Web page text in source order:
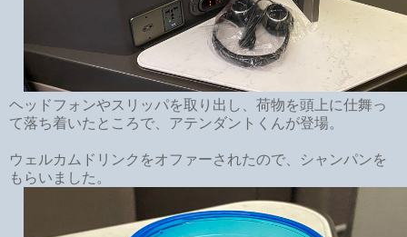
ヘッドフォンやスリッパを取り出し、荷物を頭上に仕舞っ
て落ち着いたところで、アテンダントくんが登場。
ウェルカムドリンクをオファーされたので、シャンパンを
もらいました。